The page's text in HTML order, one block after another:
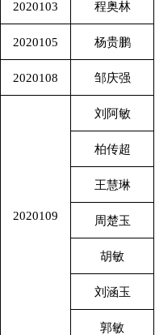
2020103 程奥林
2020105 杨贵鹏
2020108 邹庆强
2020109
刘阿敏
柏传超
王慧琳
周楚玉
胡敏
刘涵玉
郭敏